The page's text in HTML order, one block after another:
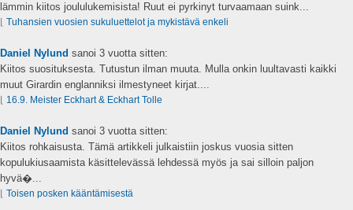
lämmin kiitos joululukemisista! Ruut ei pyrkinyt turvaamaan suink...
Tuhansien vuosien sukuluettelot ja mykistävä enkeli
Daniel Nylund sanoi 3 vuotta sitten:
Kiitos suosituksesta. Tutustun ilman muuta. Mulla onkin luultavasti kaikki
muut Girardin englanniksi ilmestyneet kirjat....
16.9. Meister Eckhart & Eckhart Tolle
Daniel Nylund sanoi 3 vuotta sitten:
Kiitos rohkaisusta. Tämä artikkeli julkaistiin joskus vuosia sitten
kopulukiusaamista käsittelevässä lehdessä myös ja sai silloin paljon
hyvä�...
Toisen posken kääntämisestä